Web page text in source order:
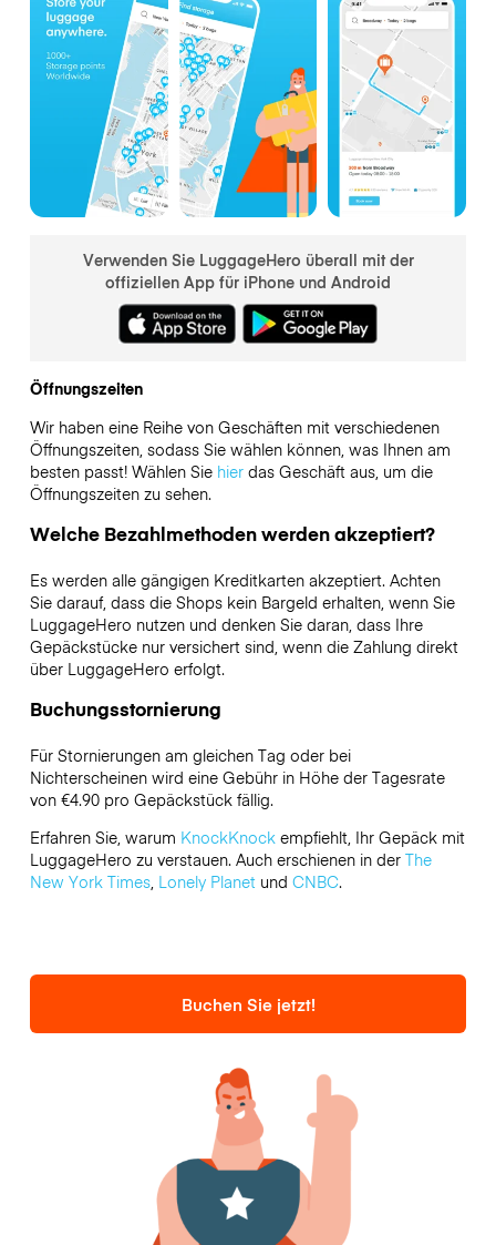
Verwenden Sie LuggageHero überall mit der
offiziellen App für iPhone und Android
Öffnungszeiten
Wir haben eine Reihe von Geschäften mit verschiedenen
Öffnungszeiten, sodass Sie wählen können, was Ihnen am
besten passt! Wählen Sie hierdas Geschäft aus, um die
Öffnungszeiten zu sehen.
Welche Bezahlmethoden werden akzeptiert?
Es werden alle gängigen Kreditkarten akzeptiert. Achten
Sie darauf, dass die Shops kein Bargeld erhalten, wenn Sie
LuggageHero nutzen und denken Sie daran, dass Ihre
Gepäckstücke nur versichert sind, wenn die Zahlung direkt
über LuggageHero erfolgt.
Buchungsstornierung
Für Stornierungen am gleichen Tag oder bei
Nichterscheinen wird eine Gebühr in Höhe der Tagesrate
von €4.90 pro Gepäckstück fällig.
Erfahren Sie, warum KnockKnockempfiehlt, Ihr Gepäck mit
LuggageHero zu verstauen. Auch erschienen in der The
New York Times, Lonely Planetund CNBC.
Buchen Sie jetzt!